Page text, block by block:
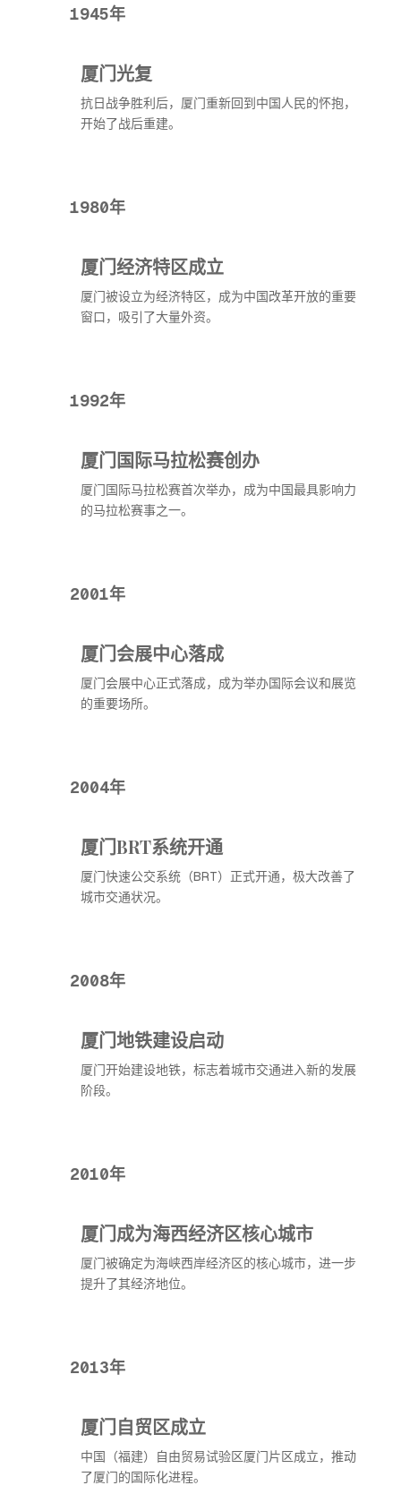
1945年
厦门光复
抗日战争胜利后，厦门重新回到中国人民的怀抱，
开始了战后重建。
1980年
厦门经济特区成立
厦门被设立为经济特区，成为中国改革开放的重要
窗口，吸引了大量外资。
1992年
厦门国际马拉松赛创办
厦门国际马拉松赛首次举办，成为中国最具影响力
的马拉松赛事之一。
2001年
厦门会展中心落成
厦门会展中心正式落成，成为举办国际会议和展览
的重要场所。
2004年
厦门BRT系统开通
厦门快速公交系统（BRT）正式开通，极大改善了
城市交通状况。
2008年
厦门地铁建设启动
厦门开始建设地铁，标志着城市交通进入新的发展
阶段。
2010年
厦门成为海西经济区核心城市
厦门被确定为海峡西岸经济区的核心城市，进一步
提升了其经济地位。
2013年
厦门自贸区成立
中国（福建）自由贸易试验区厦门片区成立，推动
了厦门的国际化进程。